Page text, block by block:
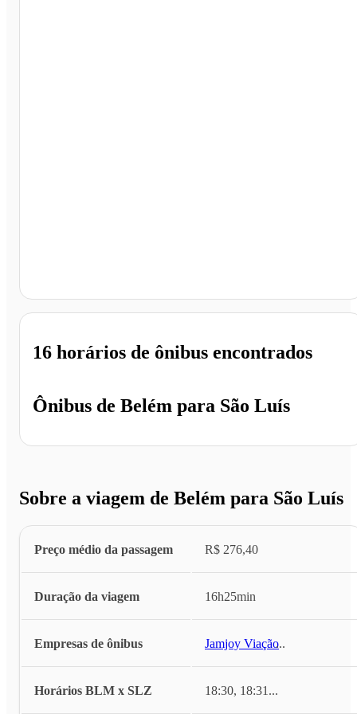
Ônibus de Belém para São Luís
16 horários de ônibus encontrados
Sobre a viagem de Belém para São Luís
Preço médio da passagem R$ 276,40
Duração da viagem 16h25min
Empresas de ônibus Jamjoy Viação...
Horários BLM x SLZ 18:30, 18:31...